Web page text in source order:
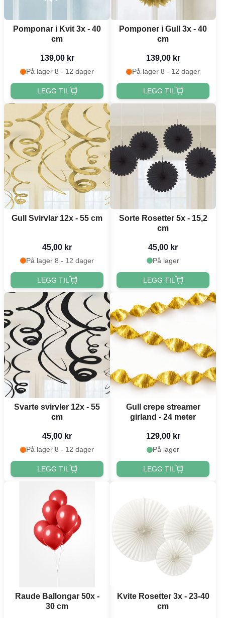
Pomponar i Kvit 3x - 40
cm
139,00 kr
På lager 8 - 12 dager
LEGG TIL
Pomponer i Gull 3x - 40
cm
139,00 kr
På lager 8 - 12 dager
LEGG TIL
Gull Svirvlar 12x - 55 cm
45,00 kr
På lager 8 - 12 dager
LEGG TIL
Sorte Rosetter 5x - 15,2
cm
45,00 kr
På lager
LEGG TIL
Svarte svirvler 12x - 55
cm
45,00 kr
På lager 8 - 12 dager
LEGG TIL
Gull crepe streamer
girland - 24 meter
129,00 kr
På lager
LEGG TIL
Raude Ballongar 50x -
30 cm
Kvite Rosetter 3x - 23-40
cm